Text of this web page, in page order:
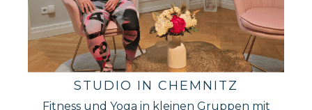
STUDIO IN CHEMNITZ
Fitness und Yoga in kleinen Gruppen mit